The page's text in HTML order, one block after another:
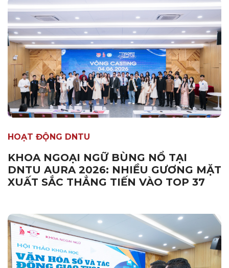
HOẠT ĐỘNG DNTU
KHOA NGOẠI NGỮ BÙNG NỔ TẠI
DNTU AURA 2026: NHIỀU GƯƠNG MẶT
XUẤT SẮC THẲNG TIẾN VÀO TOP 37